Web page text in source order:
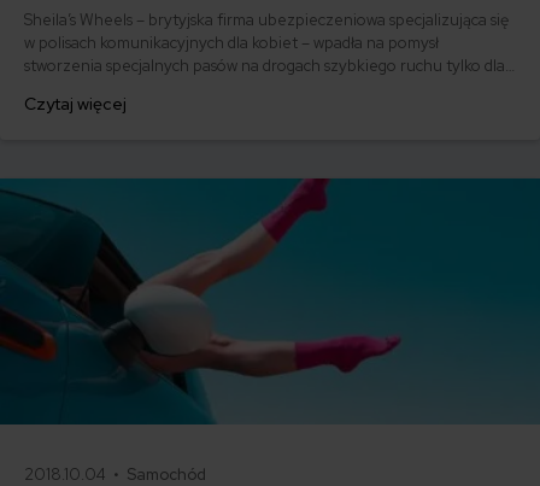
Sheila’s Wheels – brytyjska firma ubezpieczeniowa specjalizująca się
w polisach komunikacyjnych dla kobiet – wpadła na pomysł
stworzenia specjalnych pasów na drogach szybkiego ruchu tylko dla
stanowczy sprzeciw? Mężczyźni za kółkiem skwitują projekt
Czytaj więcej
2018.10.04 • Samochód